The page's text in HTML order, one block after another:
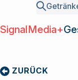
SignalMedia+
ÜbersichtNews
ZURÜCK